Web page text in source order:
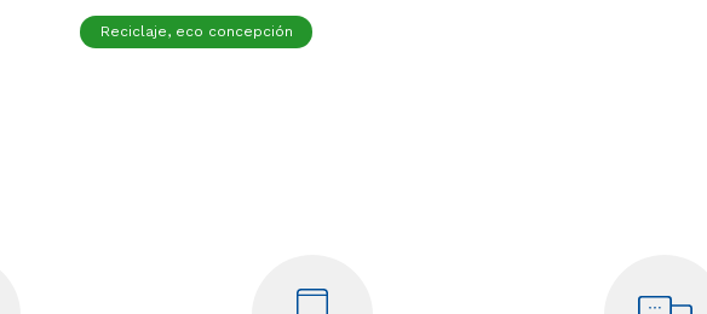
Reciclaje, eco concepción